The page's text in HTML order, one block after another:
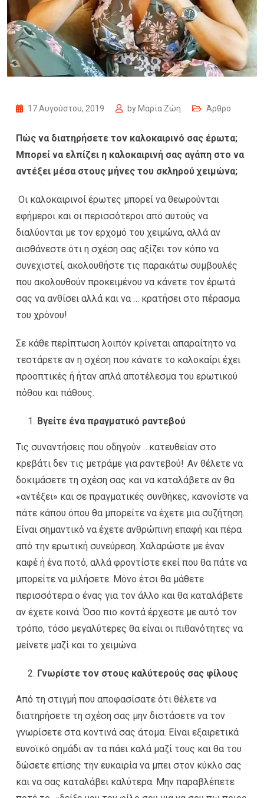
17 Αυγούστου, 2019 by Μαρία Ζώη Άρθρο
Πώς να διατηρήσετε τον καλοκαιρινό σας έρωτα;
Μπορεί να ελπίζει η καλοκαιρινή σας αγάπη στο να
αντέξει μέσα στους μήνες του σκληρού χειμώνα;
Οι καλοκαιρινοί έρωτες μπορεί να θεωρούνται
εφήμεροι και οι περισσότεροι από αυτούς να
διαλύονται με τον ερχομό του χειμώνα, αλλά αν
αισθάνεστε ότι η σχέση σας αξίζει τον κόπο να
συνεχιστεί, ακολουθήστε τις παρακάτω συμβουλές
που ακολουθούν προκειμένου να κάνετε τον έρωτά
σας να ανθίσει αλλά και να … κρατήσει στο πέρασμα
του χρόνου!
Σε κάθε περίπτωση λοιπόν κρίνεται απαραίτητο να
τεστάρετε αν η σχέση που κάνατε το καλοκαίρι έχει
προοπτικές ή ήταν απλά αποτέλεσμα του ερωτικού
πόθου και πάθους.
Βγείτε ένα πραγματικό ραντεβού
Τις συναντήσεις που οδηγούν …κατευθείαν στο
κρεβάτι δεν τις μετράμε για ραντεβού! Αν θέλετε να
δοκιμάσετε τη σχέση σας και να καταλάβετε αν θα
«αντέξει» και σε πραγματικές συνθήκες, κανονίστε να
πάτε κάπου όπου θα μπορείτε να έχετε μια συζήτηση.
Είναι σημαντικό να έχετε ανθρώπινη επαφή και πέρα
από την ερωτική συνεύρεση. Χαλαρώστε με έναν
καφέ ή ένα ποτό, αλλά φροντίστε εκεί που θα πάτε να
μπορείτε να μιλήσετε. Μόνο έτσι θα μάθετε
περισσότερα ο ένας για τον άλλο και θα καταλάβετε
αν έχετε κοινά. Όσο πιο κοντά έρχεστε με αυτό τον
τρόπο, τόσο μεγαλύτερες θα είναι οι πιθανότητες να
μείνετε μαζί και το χειμώνα.
Γνωρίστε τον στους καλύτερούς σας φίλους
Από τη στιγμή που αποφασίσατε ότι θέλετε να
διατηρήσετε τη σχέση σας μην διστάσετε να τον
γνωρίσετε στα κοντινά σας άτομα. Είναι εξαιρετικά
ευνοϊκό σημάδι αν τα πάει καλά μαζί τους και θα του
δώσετε επίσης την ευκαιρία να μπει στον κύκλο σας
και να σας καταλάβει καλύτερα. Μην παραβλέπετε